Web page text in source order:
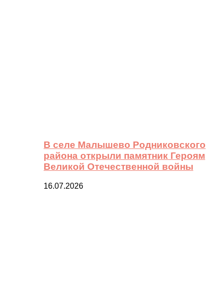
В селе Малышево Родниковского
района открыли памятник Героям
Великой Отечественной войны
16.07.2026